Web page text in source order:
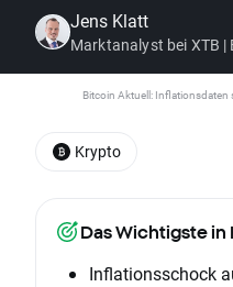
Jens Klatt
Marktanalyst bei XTB |
Bitcoin Aktuell: Inflationsdaten
Das Wichtigste in
Inflationsschock
Krypto